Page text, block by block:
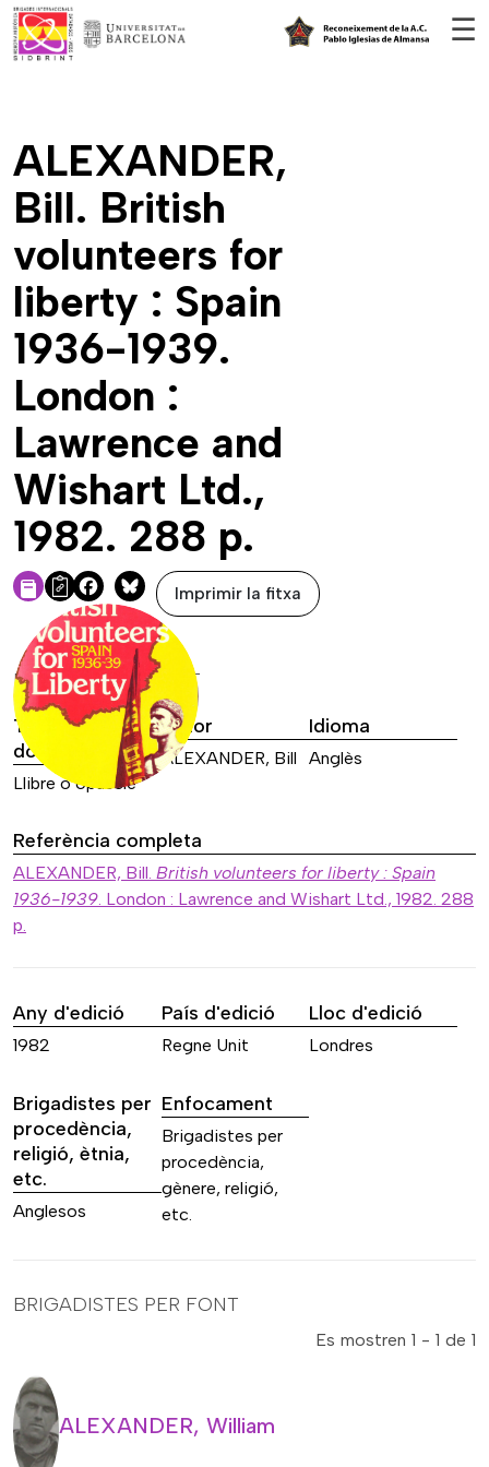
☰
ALEXANDER,
Bill. British
volunteers for
liberty : Spain
1936-1939.
London :
Lawrence and
Wishart Ltd.,
1982. 288 p.
Facebook
Bluesky
Imprimir la fitxa
DADES DE LA FONT
Tipus de font
documental
Llibre o opuscle
Autor
ALEXANDER, Bill
Idioma
Anglès
Referència completa
ALEXANDER, Bill. British volunteers for liberty : Spain
1936-1939. London : Lawrence and Wishart Ltd., 1982. 288
p.
Any d'edició
1982
País d'edició
Regne Unit
Lloc d'edició
Londres
Brigadistes per
procedència,
religió, ètnia,
etc.
Anglesos
Enfocament
Brigadistes per
procedència,
gènere, religió,
etc.
BRIGADISTES PER FONT
Es mostren 1 - 1 de 1
ALEXANDER, William